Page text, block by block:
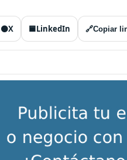
⚫X 🟦LinkedIn 🔗Copiar